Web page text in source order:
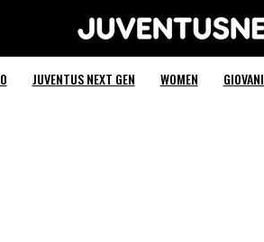
Juventus
JUVENTUS NEXT GEN WOMEN